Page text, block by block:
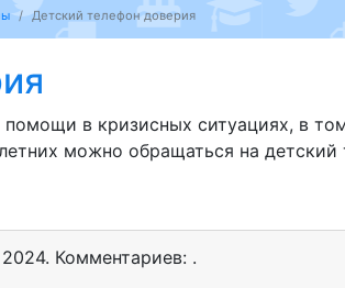
Детский телефон доверия
в кризисных ситуациях, в
можно обращаться на
. Комментариев: .